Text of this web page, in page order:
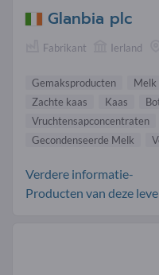
Glanbia plc
Fabrikant Ierland
Gemaksproducten
Melk
Zachte kaas
Kaas
Vruchtensapconcentraten
Gecondenseerde Melk
Verdere informatie-
Producten van deze